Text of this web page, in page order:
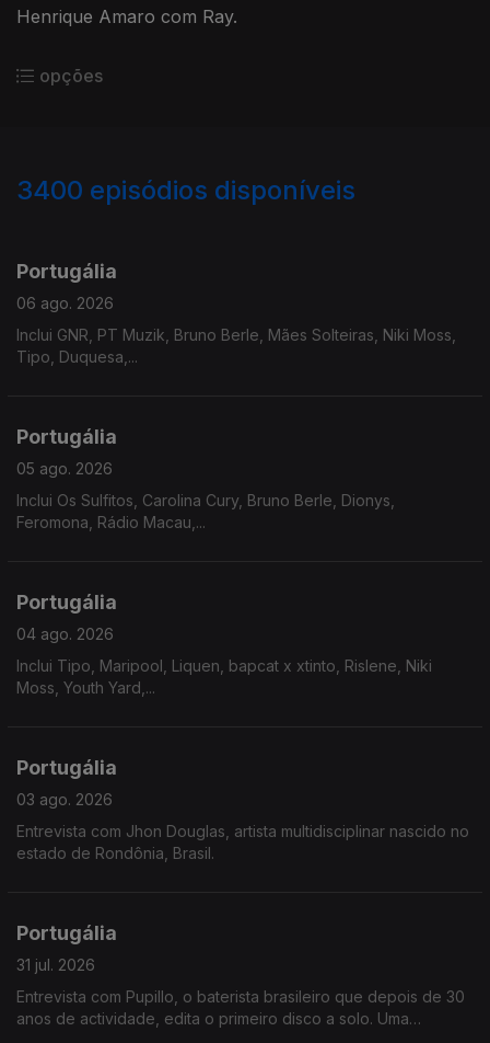
Henrique Amaro com Ray.
opções
3400 episódios disponíveis
Portugália
06 ago. 2026
Inclui GNR, PT Muzik, Bruno Berle, Mães Solteiras, Niki Moss,
Tipo, Duquesa,...
Portugália
05 ago. 2026
Inclui Os Sulfitos, Carolina Cury, Bruno Berle, Dionys,
Feromona, Rádio Macau,...
Portugália
04 ago. 2026
Inclui Tipo, Maripool, Liquen, bapcat x xtinto, Rislene, Niki
Moss, Youth Yard,...
Portugália
03 ago. 2026
Entrevista com Jhon Douglas, artista multidisciplinar nascido no
estado de Rondônia, Brasil.
Portugália
31 jul. 2026
Entrevista com Pupillo, o baterista brasileiro que depois de 30
anos de actividade, edita o primeiro disco a solo. Uma